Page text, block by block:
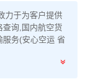
力于为客户提供
查询,国内航空货
务(安心空运 省